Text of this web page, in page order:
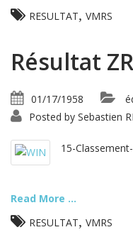
RESULTAT, VMRS
Résultat
01/17/1958
Posted by Sebastien
15-
Read More ...
RESULTAT, VMRS